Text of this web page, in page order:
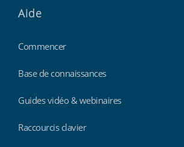
Aide
Commencer
Base de connaissances
Guides vidéo & webinaires
Raccourcis clavier